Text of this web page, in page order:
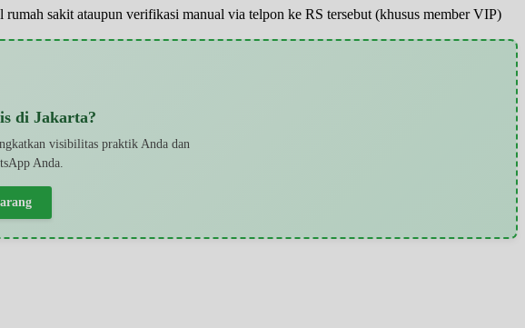
sakit ataupun verifikasi manual via telpon ke RS tersebut (khusus member VIP)
di Jakarta?
visibilitas praktik Anda dan
Anda.